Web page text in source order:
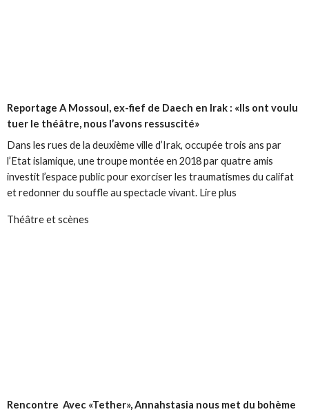
Reportage A Mossoul, ex-fief de Daech en Irak : «Ils ont voulu
tuer le théâtre, nous l’avons ressuscité»
Dans les rues de la deuxième ville d’Irak, occupée trois ans par
l’Etat islamique, une troupe montée en 2018 par quatre amis
investit l’espace public pour exorciser les traumatismes du califat
et redonner du souffle au spectacle vivant. Lire plus
Théâtre et scènes
Rencontre Avec «Tether», Annahstasia nous met du bohème